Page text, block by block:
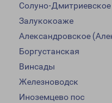
Солуно-Дмитриевское
Залукокоаже
Александровское
Боргустанская
Винсады
Железноводск
Иноземцево пос